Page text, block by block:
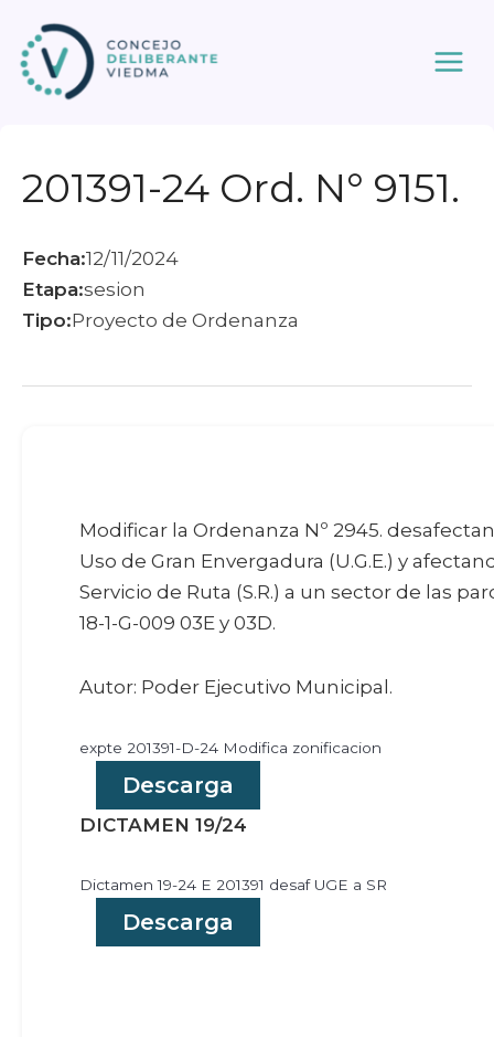
contenido
201391-24 Ord. N° 9151.
Fecha:12/11/2024
Etapa:sesion
Tipo:Proyecto de Ordenanza
Modificar la Ordenanza Nº 2945.
Uso de Gran Envergadura (U.G.E.) y
Servicio de Ruta (S.R.) a un sector de las
18-1-G-009 03E y 03D.
Autor: Poder Ejecutivo Municipal.
expte 201391-D-24 Modifica zonificacion
Descarga
DICTAMEN 19/24
Dictamen 19-24 E 201391 desaf UGE a SR
Descarga